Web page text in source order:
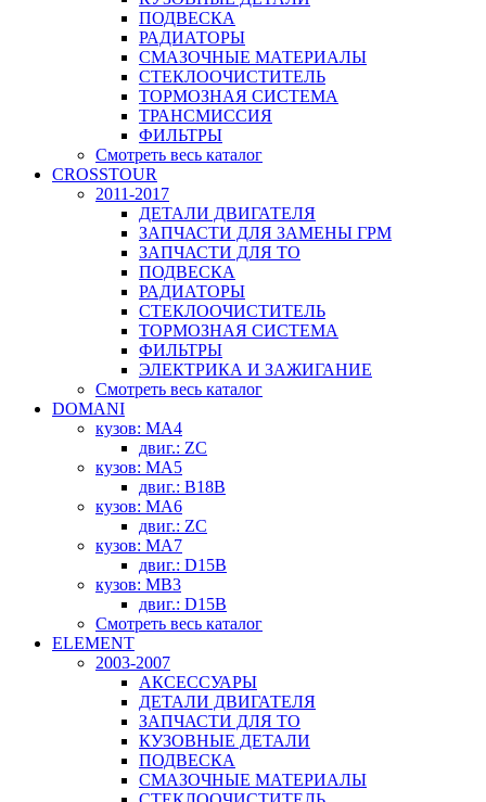
ПОДВЕСКА
РАДИАТОРЫ
СМАЗОЧНЫЕ МАТЕРИАЛЫ
СТЕКЛООЧИСТИТЕЛЬ
ТОРМОЗНАЯ СИСТЕМА
ТРАНСМИССИЯ
ФИЛЬТРЫ
Смотреть весь каталог
CROSSTOUR
2011-2017
ДЕТАЛИ ДВИГАТЕЛЯ
ЗАПЧАСТИ ДЛЯ ЗАМЕНЫ ГРМ
ЗАПЧАСТИ ДЛЯ ТО
ПОДВЕСКА
РАДИАТОРЫ
СТЕКЛООЧИСТИТЕЛЬ
ТОРМОЗНАЯ СИСТЕМА
ФИЛЬТРЫ
ЭЛЕКТРИКА И ЗАЖИГАНИЕ
Смотреть весь каталог
DOMANI
кузов: MA4
двиг.: ZC
кузов: MA5
двиг.: B18B
кузов: MA6
двиг.: ZC
кузов: MA7
двиг.: D15B
кузов: MB3
двиг.: D15B
Смотреть весь каталог
ELEMENT
2003-2007
АКСЕССУАРЫ
ДЕТАЛИ ДВИГАТЕЛЯ
ЗАПЧАСТИ ДЛЯ ТО
КУЗОВНЫЕ ДЕТАЛИ
ПОДВЕСКА
СМАЗОЧНЫЕ МАТЕРИАЛЫ